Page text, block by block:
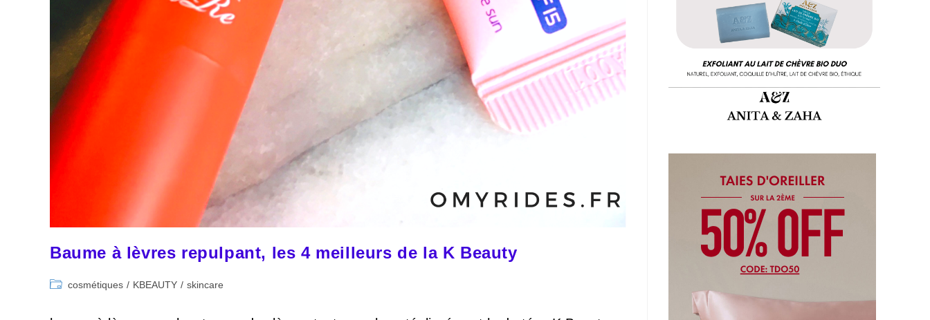
Baume à lèvres repulpant, les 4 meilleurs de la K Beauty
Postcosmétiques / KBEAUTY / skincare